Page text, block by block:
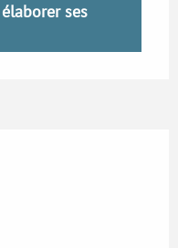
ses
2026